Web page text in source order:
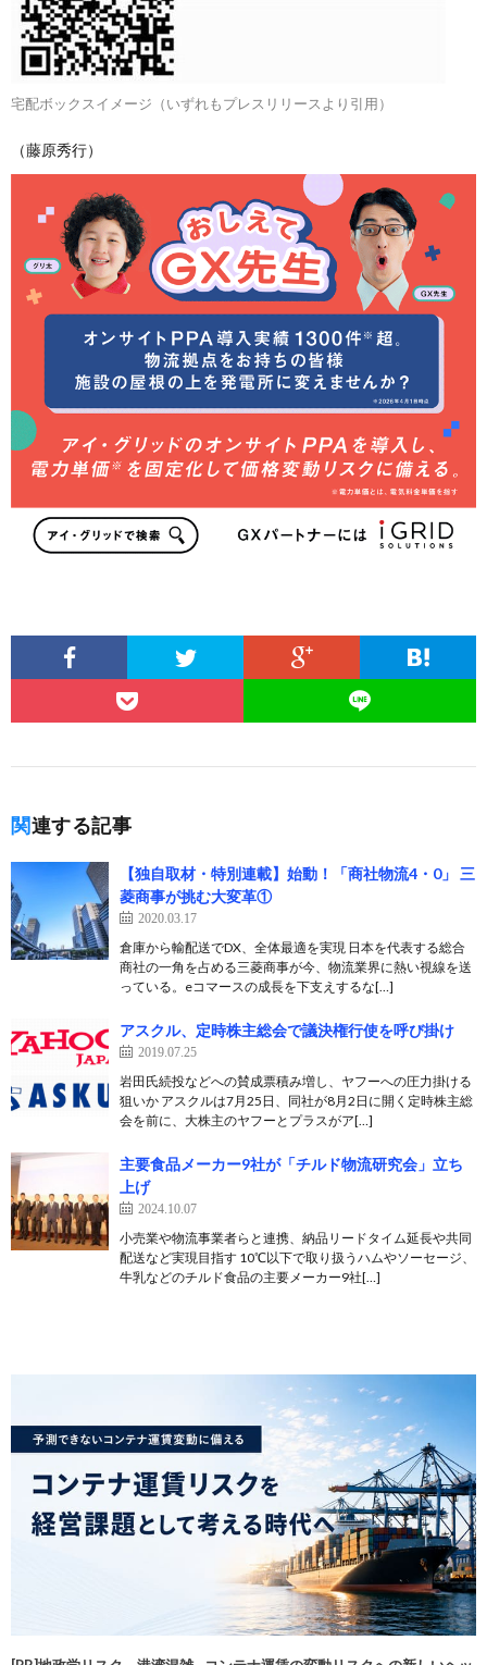
宅配ボックスイメージ（いずれもプレスリリースより引用）
（藤原秀行）
関連する記事
【独自取材・特別連載】始動！「商社物流4・0」 三
菱商事が挑む大変革①
2020.03.17
倉庫から輸配送でDX、全体最適を実現 日本を代表する総合
商社の一角を占める三菱商事が今、物流業界に熱い視線を送
っている。eコマースの成長を下支えするな[…]
アスクル、定時株主総会で議決権行使を呼び掛け
2019.07.25
岩田氏続投などへの賛成票積み増し、ヤフーへの圧力掛ける
狙いか アスクルは7月25日、同社が8月2日に開く定時株主総
会を前に、大株主のヤフーとプラスがア[…]
主要食品メーカー9社が「チルド物流研究会」立ち
上げ
2024.10.07
小売業や物流事業者らと連携、納品リードタイム延長や共同
配送など実現目指す 10℃以下で取り扱うハムやソーセージ、
牛乳などのチルド食品の主要メーカー9社[…]